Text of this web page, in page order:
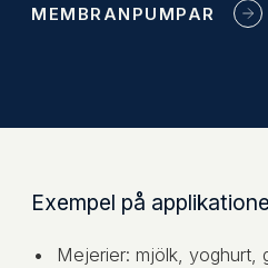
MEMBRANPUMPAR
Exempel på
Mejerier: mjölk, yoghurt,